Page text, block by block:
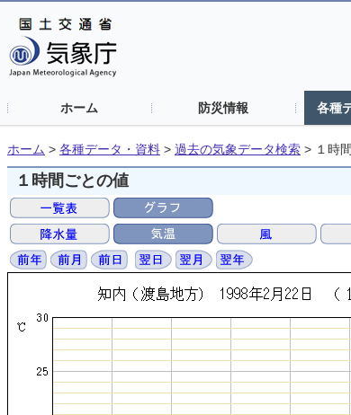
ホーム 防災情報 各種
ホーム > 各種データ・資料 > 過去の気象データ検索 > １時
１時間ごとの値